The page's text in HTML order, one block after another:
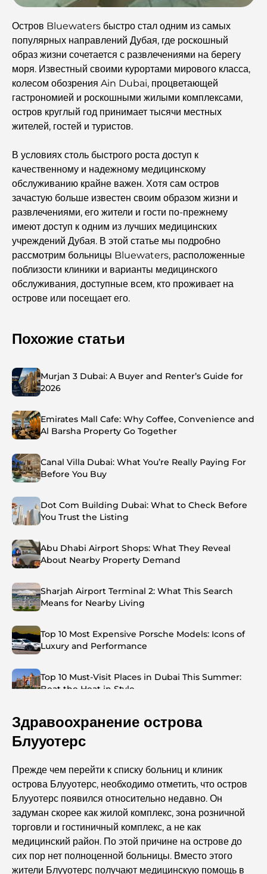
Остров Bluewaters быстро стал одним из самых
популярных направлений Дубая, где роскошный
образ жизни сочетается с развлечениями на берегу
моря. Известный своими курортами мирового класса,
колесом обозрения Ain Dubai, процветающей
гастрономией и роскошными жилыми комплексами,
остров круглый год принимает тысячи местных
жителей, гостей и туристов.
В условиях столь быстрого роста доступ к
качественному и надежному медицинскому
обслуживанию крайне важен. Хотя сам остров
зачастую больше известен своим образом жизни и
развлечениями, его жители и гости по-прежнему
имеют доступ к одним из лучших медицинских
учреждений Дубая. В этой статье мы подробно
рассмотрим больницы Bluewaters, расположенные
поблизости клиники и варианты медицинского
обслуживания, доступные всем, кто проживает на
острове или посещает его.
Похожие статьи
Murjan 3 Dubai: A Buyer and Renter’s Guide for
2026
Emirates Mall Cafe: Why Coffee, Convenience and
Al Barsha Property Go Together
Canal Villa Dubai: What You’re Really Paying For
Before You Buy
Dot Com Building Dubai: What to Check Before
You Trust the Listing
Abu Dhabi Airport Shops: What They Reveal
About Nearby Property Demand
Sharjah Airport Terminal 2: What This Search
Means for Nearby Living
Top 10 Most Expensive Porsche Models: Icons of
Luxury and Performance
Top 10 Must-Visit Places in Dubai This Summer:
Beat the Heat in Style
Top 7 Busiest Airports in the World: Hub of Global
Abu Dhabi vs Dubai: A Practical Comparison for
Investors and Residents
Best Schools in Downtown Dubai: A Guide for
Families
Чем заняться летом в Дубае: подробное руководство
по спасению от жары
Здравоохранение острова
Блууотерс
Прежде чем перейти к списку больниц и клиник
острова Блууотерс, необходимо отметить, что остров
Блууотерс появился относительно недавно. Он
задуман скорее как жилой комплекс, зона розничной
торговли и гостиничный комплекс, а не как
медицинский район. По этой причине на острове до
сих пор нет полноценной больницы. Вместо этого
жители Блууотерс получают медицинскую помощь в